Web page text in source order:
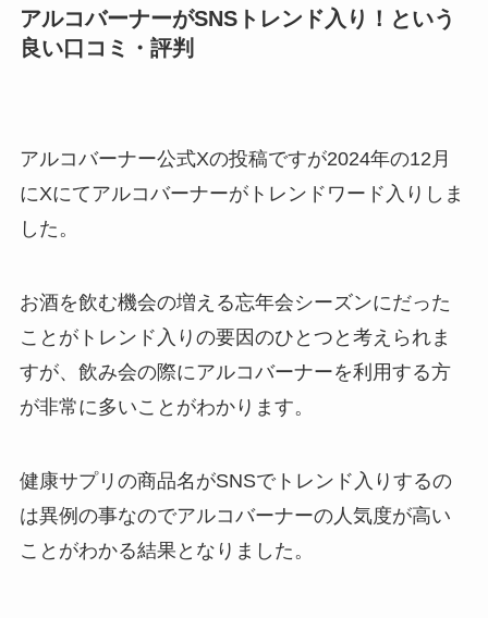
アルコバーナーがSNSトレンド入り！という
良い口コミ・評判
アルコバーナー公式Xの投稿ですが2024年の12月
にXにてアルコバーナーがトレンドワード入りしま
した。
お酒を飲む機会の増える忘年会シーズンにだった
ことがトレンド入りの要因のひとつと考えられま
すが、飲み会の際にアルコバーナーを利用する方
が非常に多いことがわかります。
健康サプリの商品名がSNSでトレンド入りするの
は異例の事なのでアルコバーナーの人気度が高い
ことがわかる結果となりました。